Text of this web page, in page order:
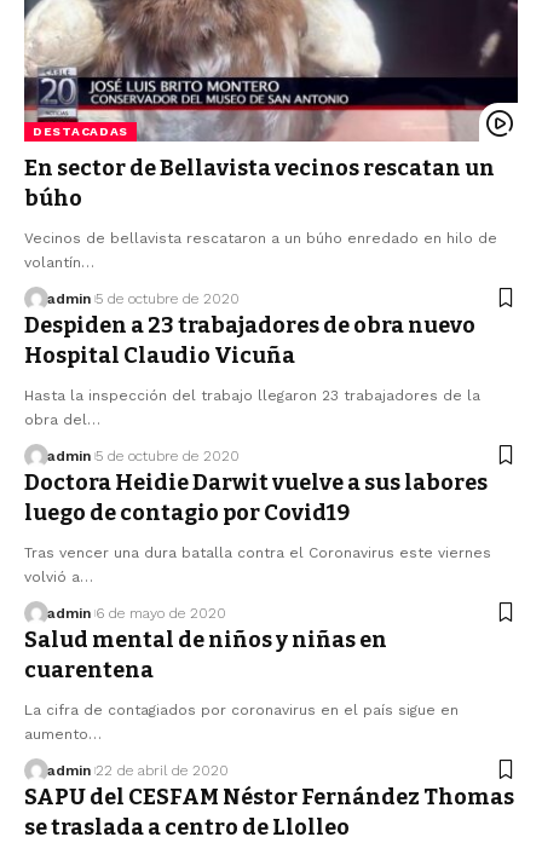
DESTACADAS
En sector de Bellavista vecinos rescatan un
búho
Vecinos de bellavista rescataron a un búho enredado en hilo de
volantín…
admin 5 de octubre de 2020
Despiden a 23 trabajadores de obra nuevo
Hospital Claudio Vicuña
Hasta la inspección del trabajo llegaron 23 trabajadores de la
obra del…
admin 5 de octubre de 2020
Doctora Heidie Darwit vuelve a sus labores
luego de contagio por Covid19
Tras vencer una dura batalla contra el Coronavirus este viernes
volvió a…
admin 6 de mayo de 2020
Salud mental de niños y niñas en
cuarentena
La cifra de contagiados por coronavirus en el país sigue en
aumento…
admin 22 de abril de 2020
SAPU del CESFAM Néstor Fernández Thomas
se traslada a centro de Llolleo